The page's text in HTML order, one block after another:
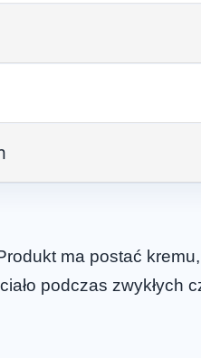
ma postać
podczas zwykłych